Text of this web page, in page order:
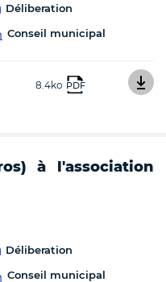
Déliberation
Conseil municipal
8.4ko PDF
à l'association
Déliberation
Conseil municipal